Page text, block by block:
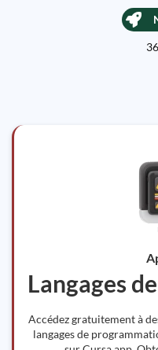
Langages
Accédez gratuitement à
langages de